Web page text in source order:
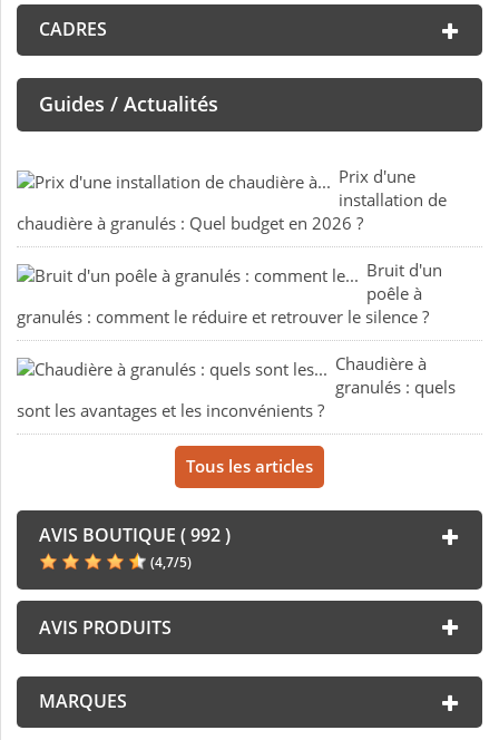
CADRES
Guides / Actualités
Prix d'une
installation de
chaudière à granulés : Quel budget en 2026 ?
Bruit d'un
poêle à
granulés : comment le réduire et retrouver le silence ?
Chaudière à
granulés : quels
sont les avantages et les inconvénients ?
Tous les articles
AVIS BOUTIQUE ( 992 )
(4,7/5)
AVIS PRODUITS
MARQUES